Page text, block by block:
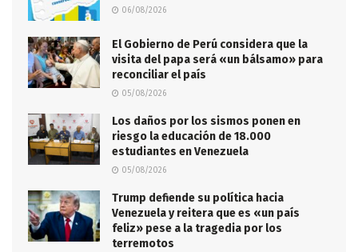
06/08/2026
El Gobierno de Perú considera que la
visita del papa será «un bálsamo» para
reconciliar el país
05/08/2026
Los daños por los sismos ponen en
riesgo la educación de 18.000
estudiantes en Venezuela
05/08/2026
Trump defiende su política hacia
Venezuela y reitera que es «un país
feliz» pese a la tragedia por los
terremotos